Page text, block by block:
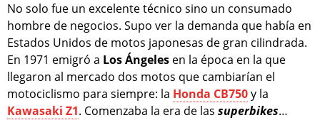
No solo fue un excelente técnico sino un consumado
hombre de negocios. Supo ver la demanda que había en
Estados Unidos de motos japonesas de gran cilindrada.
En 1971 emigró a Los Ángeles en la época en la que
llegaron al mercado dos motos que cambiarían el
motociclismo para siempre: la Honda CB750y la
Kawasaki Z1. Comenzaba la era de las superbikes…